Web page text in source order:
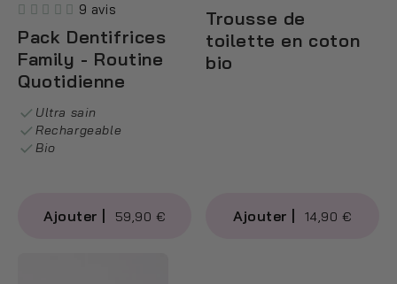
9 avis
Pack Dentifrices
Family - Routine
Quotidienne
Ultra sain
Rechargeable
Bio
59,90 €
Trousse de
toilette en coton
bio
14,90 €